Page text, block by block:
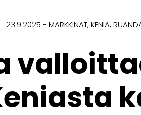
23.9.2025 MARKKINAT KENIA